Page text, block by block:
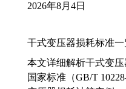
2026年8月4日
干式变压器损耗标准
本文详细解析干式变
国家标准（GB/T